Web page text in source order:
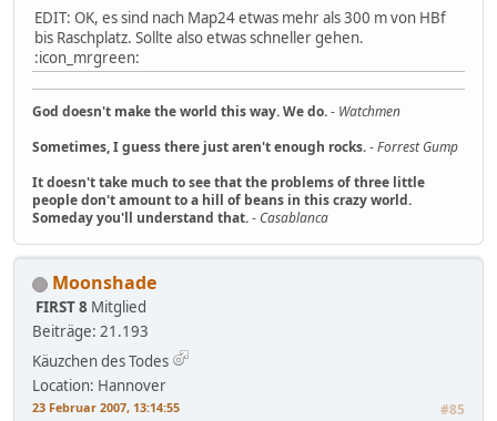
EDIT: OK, es sind nach Map24 etwas mehr als 300 m von HBf
bis Raschplatz. Sollte also etwas schneller gehen.
:icon_mrgreen:
God doesn't make the world this way. We do.- Watchmen
Sometimes, I guess there just aren't enough rocks.-Forrest Gump
It doesn't take much to see that the problems of three little
people don't amount to a hill of beans in this crazy world.
Someday you'll understand that.- Casablanca
Moonshade
FIRST 8 Mitglied
Beiträge: 21.193
Käuzchen des Todes
Location: Hannover
23 Februar 2007, 13:14:55 #85